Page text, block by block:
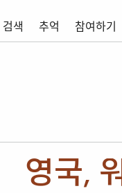
검색 추억 참여하기
영국,